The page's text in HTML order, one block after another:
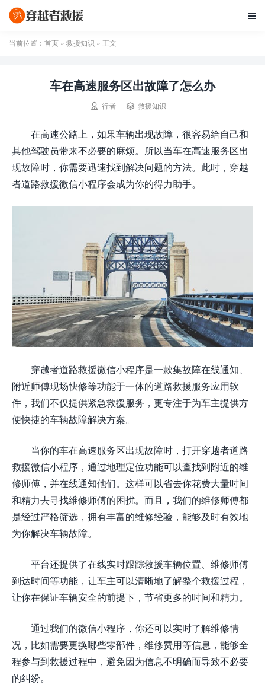

当前位置： 首页 » 救援知识 » 正文
车在高速服务区出故障了怎么办
 行者  救援知识
在高速公路上，如果车辆出现故障，很容易给自己和
其他驾驶员带来不必要的麻烦。所以当车在高速服务区出
现故障时，你需要迅速找到解决问题的方法。此时，穿越
者道路救援微信小程序会成为你的得力助手。
穿越者道路救援微信小程序是一款集故障在线通知、
附近师傅现场快修等功能于一体的道路救援服务应用软
件，我们不仅提供紧急救援服务，更专注于为车主提供方
便快捷的车辆故障解决方案。
当你的车在高速服务区出现故障时，打开穿越者道路
救援微信小程序，通过地理定位功能可以查找到附近的维
修师傅，并在线通知他们。这样可以省去你花费大量时间
和精力去寻找维修师傅的困扰。而且，我们的维修师傅都
是经过严格筛选，拥有丰富的维修经验，能够及时有效地
为你解决车辆故障。
平台还提供了在线实时跟踪救援车辆位置、维修师傅
到达时间等功能，让车主可以清晰地了解整个救援过程，
让你在保证车辆安全的前提下，节省更多的时间和精力。
通过我们的微信小程序，你还可以实时了解维修情
况，比如需要更换哪些零部件，维修费用等信息，能够全
程参与到救援过程中，避免因为信息不明确而导致不必要
的纠纷。